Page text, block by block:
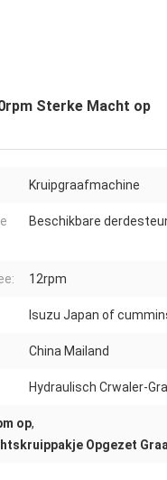
Sterke Macht op
Kruipgraafmachine
Beschikbare
12rpm
Isuzu Japan of
China Mailand
Hydraulisch Crwaler-
op,
Opgezet